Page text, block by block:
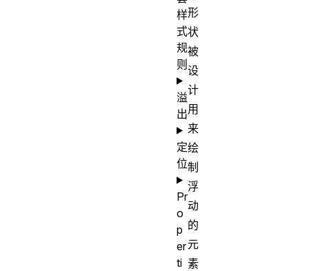
形
状
被
设
计
用
来
绘
制
浮
动
的
元
素
样
式
规
则
溢
出
定
位
Pr
o
p
er
ti